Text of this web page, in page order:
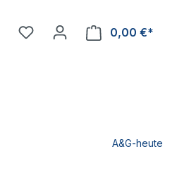
0,00 €*
A&G-heute